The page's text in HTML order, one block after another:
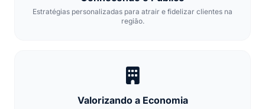
Estratégias personalizadas para atrair e fidelizar clientes na
região.
Valorizando a Economia